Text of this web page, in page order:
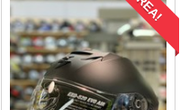
REA!